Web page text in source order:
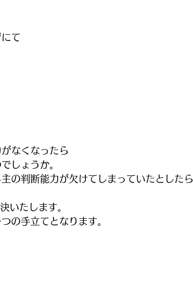
て
なくなったら
しょうか。
の判断能力が欠けてしまっていたとしたら
いたします。
つの手立てとなります。